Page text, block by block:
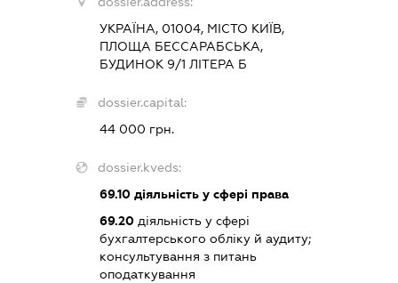
УКРАЇНА, 01004, МІСТО КИЇВ,
ПЛОЩА БЕССАРАБСЬКА,
БУДИНОК 9/1 ЛІТЕРА Б
dossier.capital:
44 000 грн.
dossier.kveds:
69.10 діяльність у сфері права
69.20 діяльність у сфері
бухгалтерського обліку й аудиту;
консультування з питань
оподаткування